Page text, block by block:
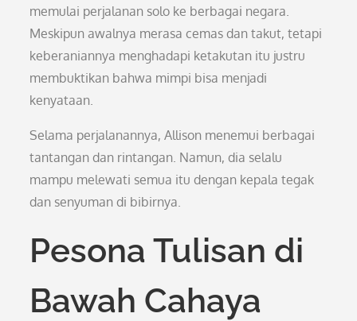
memulai perjalanan solo ke berbagai negara.
Meskipun awalnya merasa cemas dan takut, tetapi
keberaniannya menghadapi ketakutan itu justru
membuktikan bahwa mimpi bisa menjadi
kenyataan.
Selama perjalanannya, Allison menemui berbagai
tantangan dan rintangan. Namun, dia selalu
mampu melewati semua itu dengan kepala tegak
dan senyuman di bibirnya.
Pesona Tulisan di
Bawah Cahaya